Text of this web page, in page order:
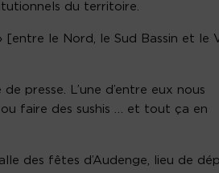
du territoire.
le Nord, le Sud Bassin et le
presse. L’une d’entre eux nous
faire des sushis … et tout ça en
des fêtes d’Audenge, lieu de